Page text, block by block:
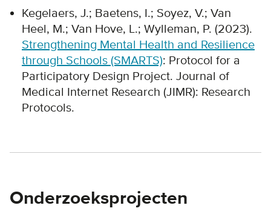
Kegelaers, J.; Baetens, I.; Soyez, V.; Van
Heel, M.; Van Hove, L.; Wylleman, P. (2023).
Strengthening Mental Health and Resilience
through Schools (SMARTS): Protocol for a
Participatory Design Project. Journal of
Medical Internet Research (JIMR): Research
Protocols.
Onderzoeksprojecten